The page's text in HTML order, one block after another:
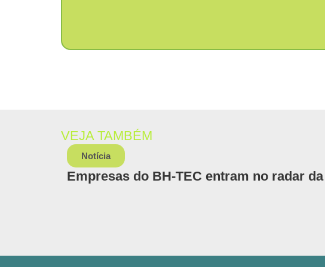
VEJA TAMBÉM
Notícia
Empresas do BH-TEC entram no radar